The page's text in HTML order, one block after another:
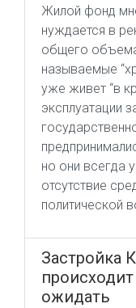
Жилой фонд
нуждается в
общего
называемые
уже живет “в
эксплуатации
но они всегда
отсутствие
политической
Застройка
ожидать